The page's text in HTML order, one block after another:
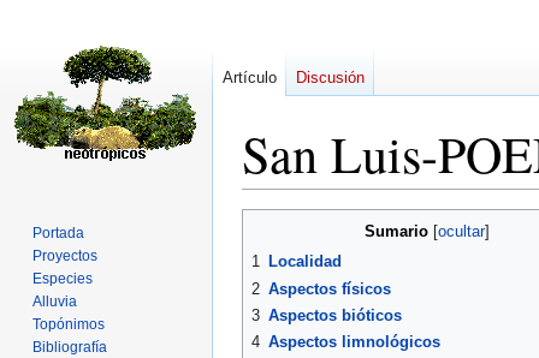
San Luis-
navegación
búsqueda
Sumario
1 Localidad
2 Aspectos físicos
3 Aspectos bióticos
4 Aspectos limnológicos
Artículo Discusión
Portada
Proyectos
Especies
Alluvia
Topónimos
Bibliografía